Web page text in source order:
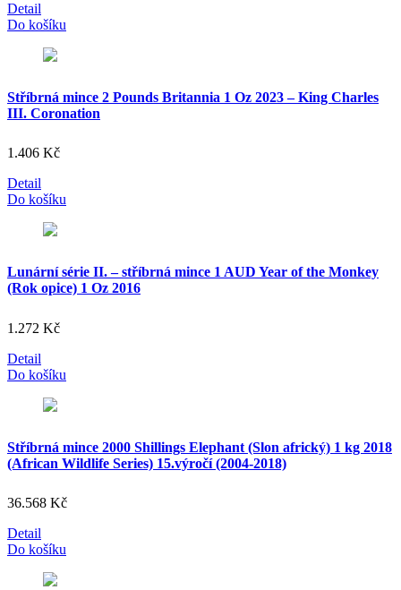
Detail
Do košíku
Stříbrná mince 2 Pounds Britannia 1 Oz 2023 – King Charles
III. Coronation
1.406 Kč
Detail
Do košíku
Lunární série II. – stříbrná mince 1 AUD Year of the Monkey
(Rok opice) 1 Oz 2016
1.272 Kč
Detail
Do košíku
Stříbrná mince 2000 Shillings Elephant (Slon africký) 1 kg 2018
(African Wildlife Series) 15.výročí (2004-2018)
36.568 Kč
Detail
Do košíku